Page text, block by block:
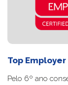
Top Employer
Pelo 6º ano